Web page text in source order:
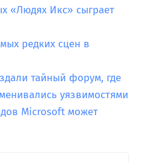
«Людях Икс» сыграет
редких сцен в
тайный форум, где
уязвимостями
Microsoft может